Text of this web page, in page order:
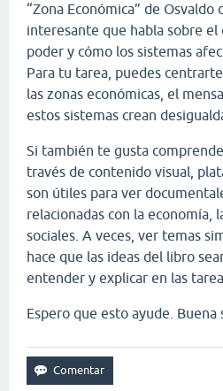
“Zona Económica” de
interesante que habla sobre
poder y cómo los sistemas
Para tu tarea, puedes
las zonas económicas, el
estos sistemas crean
Si también te gusta
través de contenido visual,
son útiles para ver
relacionadas con la economía,
sociales. A veces, ver temas
hace que las ideas del libro
entender y explicar en las
Espero que esto ayude.